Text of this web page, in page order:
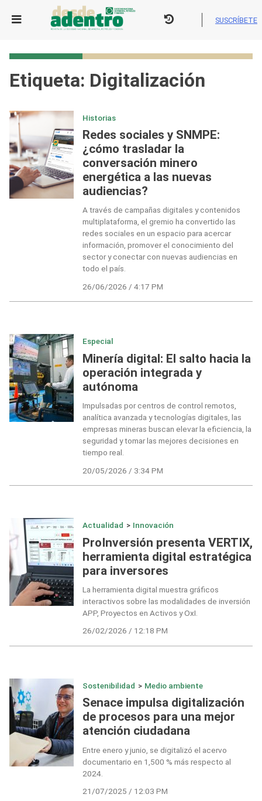
SUSCRÍBETE
Etiqueta: Digitalización
Historias
Redes sociales y SNMPE:
¿cómo trasladar la
conversación minero
energética a las nuevas
audiencias?
A través de campañas digitales y contenidos
multiplataforma, el gremio ha convertido las
redes sociales en un espacio para acercar
información, promover el conocimiento del
sector y conectar con nuevas audiencias en
todo el país.
26/06/2026 / 4:17 PM
Especial
Minería digital: El salto hacia la
operación integrada y
autónoma
Impulsadas por centros de control remotos,
analítica avanzada y tecnologías digitales, las
empresas mineras buscan elevar la eficiencia, la
seguridad y tomar las mejores decisiones en
tiempo real.
20/05/2026 / 3:34 PM
Actualidad > Innovación
ProInversión presenta VERTIX,
herramienta digital estratégica
para inversores
La herramienta digital muestra gráficos
interactivos sobre las modalidades de inversión
APP, Proyectos en Activos y OxI.
26/02/2026 / 12:18 PM
Sostenibilidad > Medio ambiente
Senace impulsa digitalización
de procesos para una mejor
atención ciudadana
Entre enero y junio, se digitalizó el acervo
documentario en 1,500 % más respecto al
2024.
21/07/2025 / 12:03 PM